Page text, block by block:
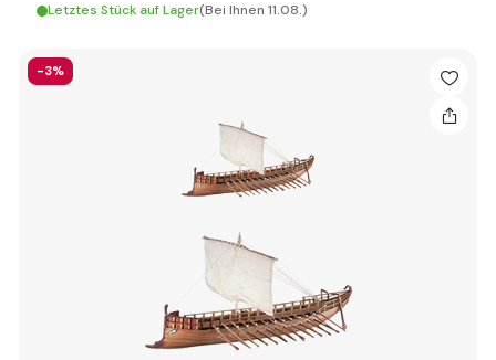
Letztes Stück auf Lager(Bei Ihnen 11.08.)
-3%